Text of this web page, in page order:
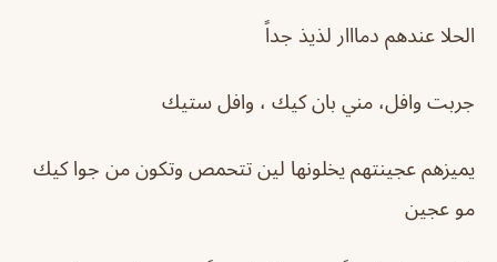
الحلا عندهم دمااار لذيذ جداً
جربت وافل، مني بان كيك ، وافل ستيك
يميزهم عجينتهم يخلونها لين تتحمص وتكون من جوا كيك
مو عجين